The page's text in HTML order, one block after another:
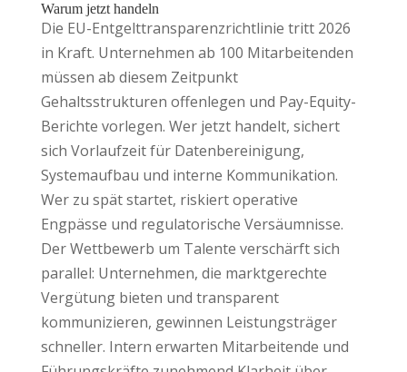
Warum jetzt handeln
Die EU-Entgelttransparenzrichtlinie tritt 2026
in Kraft. Unternehmen ab 100 Mitarbeitenden
müssen ab diesem Zeitpunkt
Gehaltsstrukturen offenlegen und Pay-Equity-
Berichte vorlegen. Wer jetzt handelt, sichert
sich Vorlaufzeit für Datenbereinigung,
Systemaufbau und interne Kommunikation.
Wer zu spät startet, riskiert operative
Engpässe und regulatorische Versäumnisse.
Der Wettbewerb um Talente verschärft sich
parallel: Unternehmen, die marktgerechte
Vergütung bieten und transparent
kommunizieren, gewinnen Leistungsträger
schneller. Intern erwarten Mitarbeitende und